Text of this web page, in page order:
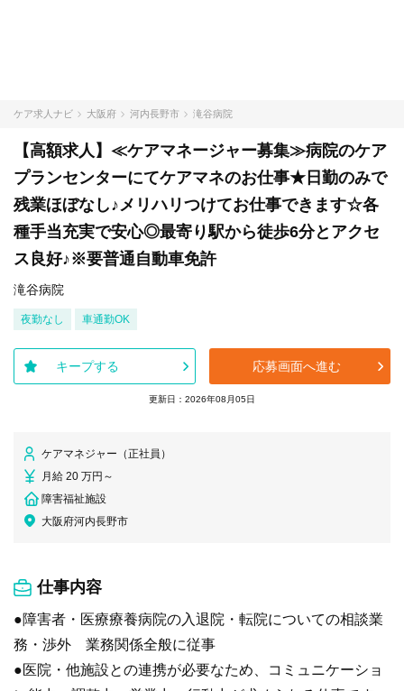
ケア求人ナビ 大阪府 河内長野市 滝谷病院
【高額求人】≪ケアマネージャー募集≫病院のケア
プランセンターにてケアマネのお仕事★日勤のみで
残業ほぼなし♪メリハリつけてお仕事できます☆各
種手当充実で安心◎最寄り駅から徒歩6分とアクセ
ス良好♪※要普通自動車免許
滝谷病院
夜勤なし 車通勤OK
キープする 応募画面へ進む
更新日：2026年08月05日
ケアマネジャー（正社員）
月給 20 万円～
障害福祉施設
大阪府河内長野市
仕事内容
●障害者・医療療養病院の入退院・転院についての相談業
務・渉外 業務関係全般に従事
●医院・他施設との連携が必要なため、コミュニケーショ